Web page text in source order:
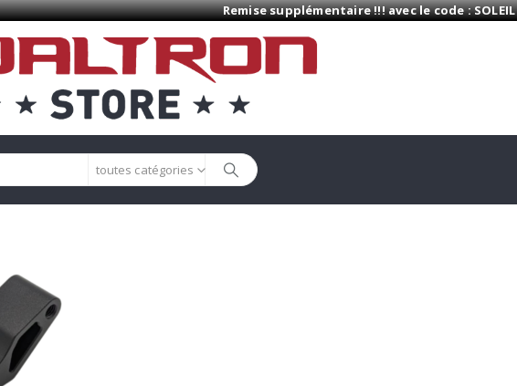
Remise supplémentaire !!! avec le code : SOLEIL
toutes catégories